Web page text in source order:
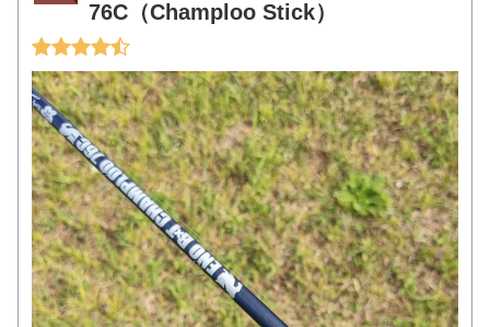
76C（Champloo Stick）